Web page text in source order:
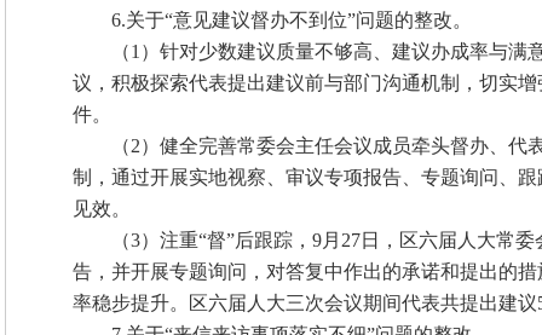
6.关于“意见建议督办不到位”问题的整改。
（1）针对少数建议质量不够高、建议办成率与
议，积极探索代表提出建议前与部门沟通机制，切实
件。
（2）健全完善常委会主任会议成员牵头督办、
制，通过开展实地视察、审议专项报告、专题询问、
见效。
（3）注重“督”后跟踪，9月27日，区六届人大常
告，并开展专题询问，对答复中作出的承诺和提出的
率稳步提升。区六届人大三次会议期间代表共提出建